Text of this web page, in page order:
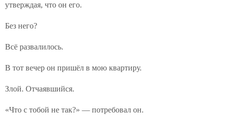
утверждая, что он его.
Без него?
Всё развалилось.
В тот вечер он пришёл в мою квартиру.
Злой. Отчаявшийся.
«Что с тобой не так?» — потребовал он.